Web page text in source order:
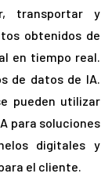
transportar y
obtenidos de
en tiempo real.
de datos de IA.
pueden utilizar
para soluciones
digitales y
el cliente.